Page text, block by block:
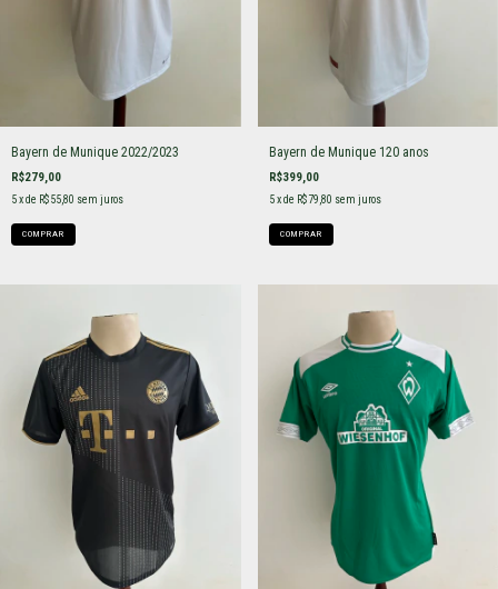
Bayern de Munique 2022/2023
R$279,00
5x de R$55,80 sem juros
COMPRAR
Bayern de Munique 120 anos
R$399,00
5 x de R$79,80 sem juros
COMPRAR